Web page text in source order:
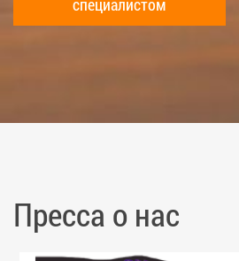
Пресса о нас